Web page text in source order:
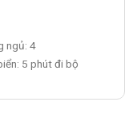
ngủ: 4
5 phút đi bộ